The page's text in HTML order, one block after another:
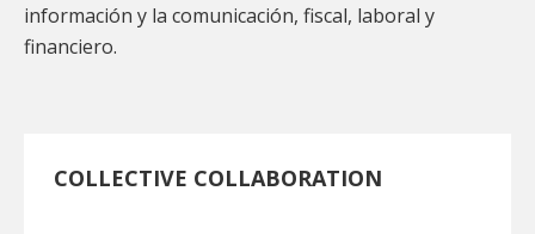
información y la comunicación, fiscal, laboral y
financiero.
COLLECTIVE COLLABORATION